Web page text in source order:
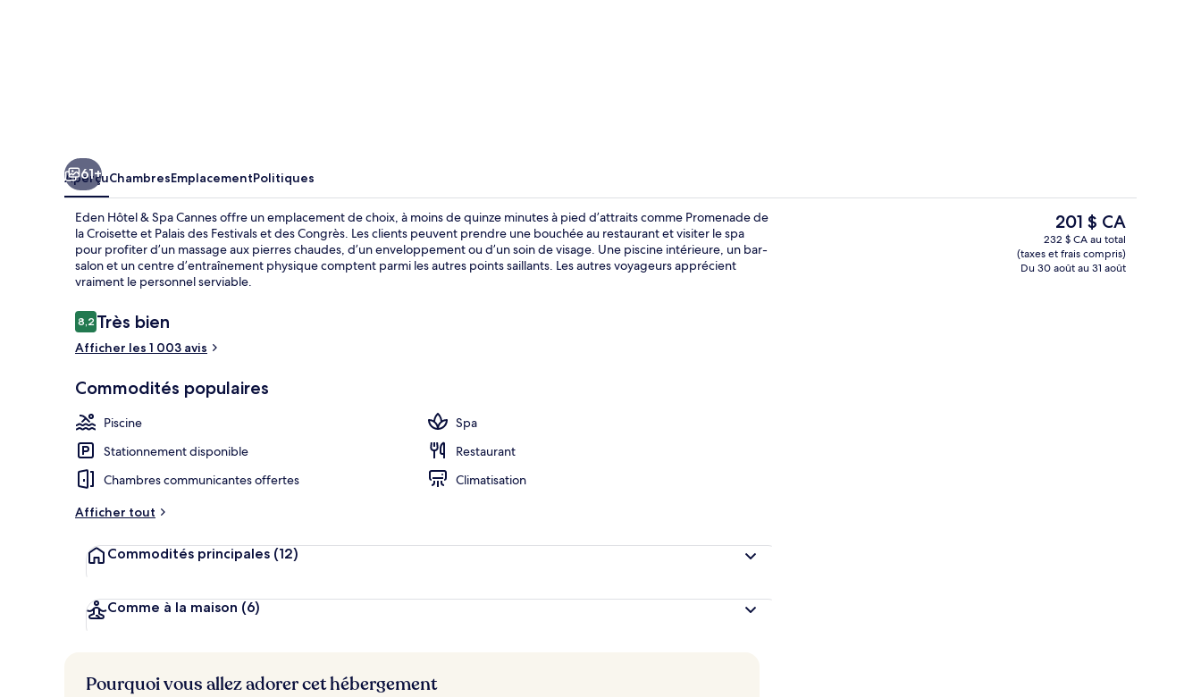
Piscine intérieure, piscine extérieure en saison, chaises longues
Restaurant
61+
AperçuChambresEmplacementPolitiques
Eden Hôtel & Spa Cannes offre un emplacement de choix, à moins de quinze minutes à pied d’attraits comme Promenade de
la Croisette et Palais des Festivals et des Congrès. Les clients peuvent prendre une bouchée au restaurant et visiter le spa
pour profiter d’un massage aux pierres chaudes, d’un enveloppement ou d’un soin de visage. Une piscine intérieure, un bar-
salon et un centre d’entraînement physique comptent parmi les autres points saillants. Les autres voyageurs apprécient
vraiment le personnel serviable.
Avis
8,28,2 sur 10 –
Très bien
Afficher les 1 003 avis
Commodités populaires
Piscine
Spa
Stationnement disponible
Restaurant
Chambres communicantes offertes
Climatisation
Afficher tout
Commodités principales (12)
Comme à la maison (6)
Le
prix
actuel
est
201 $ CA
232 $ CA au total
(taxes et frais compris)
Du 30 août au 31 août
Pourquoi vous allez adorer cet hébergement